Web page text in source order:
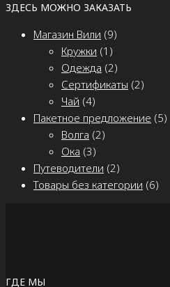
ЗДЕСЬ МОЖНО ЗАКАЗАТЬ
Магазин Вили (9)
Кружки (1)
Одежда (2)
Сертификаты (2)
Чай (4)
Пакетное предложение (5)
Волга (2)
Ока (3)
Путеводители (2)
Товары без категории (6)
ГДЕ МЫ